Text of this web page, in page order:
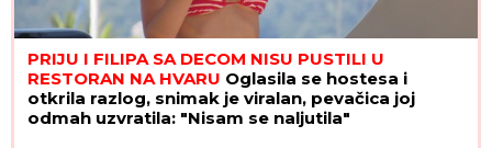
PRIJU I FILIPA SA DECOM NISU PUSTILI U
RESTORAN NA HVARU Oglasila se hostesa i
otkrila razlog, snimak je viralan, pevačica joj
odmah uzvratila: "Nisam se naljutila"